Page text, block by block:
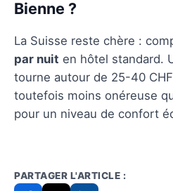
Bienne ?
La Suisse reste chère :
par nuit en hôtel standard.
tourne autour de 25-40
toutefois moins onéreuse
pour un niveau de confort
PARTAGER L'ARTICLE :